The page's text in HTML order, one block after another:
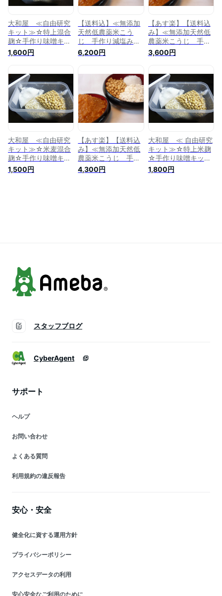
大和屋 ≪自由研究
キット≫☆特上混合
麹☆手作り味噌キッ
ト1.2kg上がり★レ
シピ付き★《容器付
1,600円
【送料込】≪無添加
天然低農薬米こう
じ 手作り減塩みそ
≫特上米麹手作り味
噌セット6kg上がり
減が選べる《タル無
し》1セット
6,200円
【あす楽】【送料込
み】≪無添加天然低
農薬米こうじ 手作
り減塩みそ≫特上米
麹手作り味噌セット
付き★塩加減が選べ
る《タル無し》1セッ
ト
3,600円
大和屋 ≪自由研究
キット≫☆米麦混合
麹☆手作り味噌キッ
ト1.2kg上がり★レ
シピ付き★《容器付
1,500円
【あす楽】【送料込
み】≪無添加天然低
農薬米こうじ 手作
り減塩みそ≫特上米
麹手作り味噌セット
4,300円
大和屋 ≪ 自由研究
キット≫☆特上米麹
☆手作り味噌キット
1.2kg上がり★レシ
ピ付き★《容器付
1,800円
スタッフブログ
CyberAgent
サポート
ヘルプ
お問い合わせ
よくある質問
利用規約の違反報告
安心・安全
健全化に資する運用方針
プライバシーポリシー
アクセスデータの利用
安心安全なご利用のために